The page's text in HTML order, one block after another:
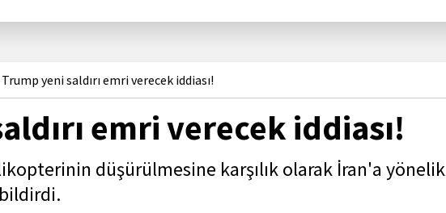
Trump yeni saldırı emri verecek iddiası!
emri verecek iddiası!
düşürülmesine karşılık olarak İran'a yönelik